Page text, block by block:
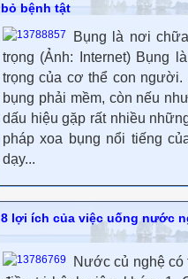
bỏ bệnh tật
Bụng là nơi
trọng (Ảnh: Internet) Bụng
trọng của cơ thể con người.
bụng phải mềm, còn nếu
dấu hiệu gặp rất nhiều
pháp xoa bụng nổi tiếng
dạy...
8 lợi ích của việc uống nước
Nước củ nghệ có